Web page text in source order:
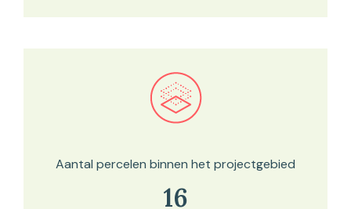
Bekijk in onze kaartviewer
Aantal percelen binnen het projectgebied
16